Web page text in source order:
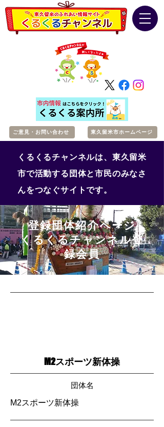
ご意見・お問い合わせ 東久留米市ホームページ
くるくるチャンネルは、東久留米
市で活動する団体と市民のみなさ
んをつなぐサイトです。
M2スポーツ新体操
団体名
M2スポーツ新体操
登録団体紹介ページ
​くるくるチャンネル登
録会員